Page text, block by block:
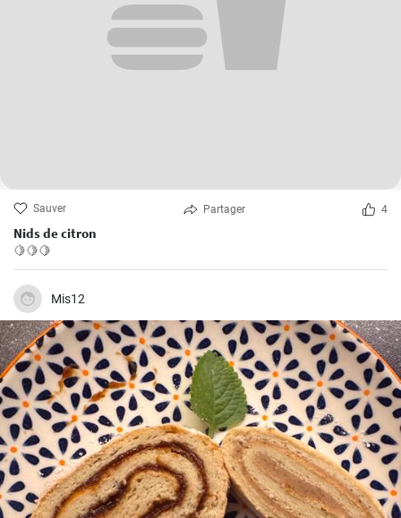
Sauver Partager 4
Nids de citron
🍋🍋🍋
Mis12